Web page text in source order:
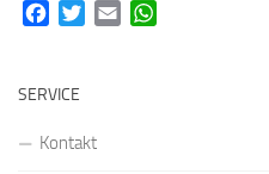
FacebookTwitterEmail
SERVICE
Kontakt